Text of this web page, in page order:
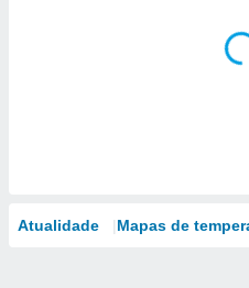
Atualidade Mapas de